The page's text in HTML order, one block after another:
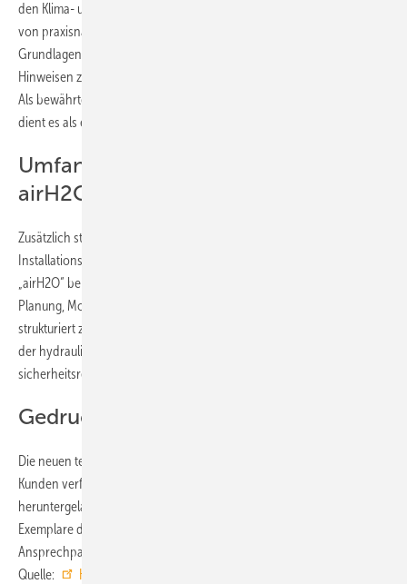
den Klima- und Systemlösungen von Hitachi. Fachbetriebe profitieren
von praxisnahen Inhalten, die von installationsrelevanten
Grundlagen über Diagnoseinformationen bis hin zu detaillierten
Hinweisen zu Steuerungen, Zubehör und Fehlermeldungen reichen.
Als bewährte Ergänzung zu den originalen Installationsanleitungen
dient es als effizientes Nachschlagewerk für den täglichen Einsatz.
Umfangreiche Fachinformation für
airH2O Wärmepumpen
Zusätzlich stellt die Hans Kaut GmbH & Co. KG ein neues Betriebs- und
Installationshandbuch für die Luft/Wasser-Wärmepumpen der Serien
„airH2O“ bereit. Das Dokument fasst alle relevanten Informationen für
Planung, Montage, Inbetriebnahme und den laufenden Betrieb
strukturiert zusammen. Besondere Schwerpunkte liegen hierbei auf
der hydraulischen Einbindung, der Regelungstechnik sowie
sicherheitsrelevanten Aspekten im Anlagenbetrieb.
Gedruckt und digital
Die neuen technischen Unterlagen sind ab sofort für Fachpartner und
Kunden verfügbar. Sie können auf
heruntergeladen werden. Zudem besteht die Möglichkeit, gedruckte
Exemplare direkt zu bestellen oder über die persönlichen
Ansprechpartner im Außendienst zu beziehen. ■
Quelle:
Hans Kaut